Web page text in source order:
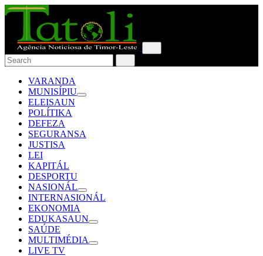
VARANDA
MUNISÍPIU
ELEISAUN
POLÍTIKA
DEFEZA
SEGURANSA
JUSTISA
LEI
KAPITÁL
DESPORTU
NASIONÁL
INTERNASIONÁL
EKONOMIA
EDUKASAUN
SAÚDE
MULTIMÉDIA
LIVE TV